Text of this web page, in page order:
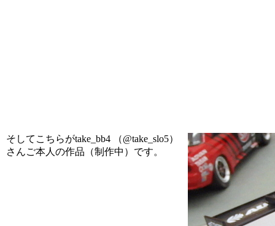
そしてこちらがtake_bb4 （@take_slo5）
さんご本人の作品（制作中）です。